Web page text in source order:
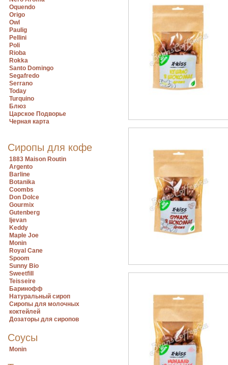
Oquendo
Origo
Owl
Paulig
Pellini
Poli
Rioba
Rokka
Santo Domingo
Segafredo
Serrano
Today
Turquino
Блюз
Царское Подворье
Черная карта
Сиропы для кофе
1883 Maison Routin
Argento
Barline
Botanika
Coombs
Don Dolce
Gourmix
Gutenberg
Ijevan
Keddy
Maple Joe
Monin
Royal Cane
Spoom
Sunny Bio
Sweetfill
Teisseire
Баринофф
Натуральный сироп
Сиропы для молочных
коктейлей
Дозаторы для сиропов
Соусы
Monin